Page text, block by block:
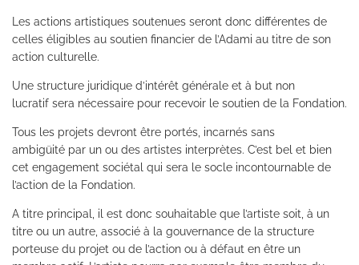
Les actions artistiques soutenues seront donc différentes de
celles éligibles au soutien financier de l’Adami au titre de son
action culturelle.
Une structure juridique d’intérêt générale et à but non
lucratif sera nécessaire pour recevoir le soutien de la Fondation.
Tous les projets devront être portés, incarnés sans
ambigüité par un ou des artistes interprètes. C’est bel et bien
cet engagement sociétal qui sera le socle incontournable de
l’action de la Fondation.
A titre principal, il est donc souhaitable que l’artiste soit, à un
titre ou un autre, associé à la gouvernance de la structure
porteuse du projet ou de l’action ou à défaut en être un